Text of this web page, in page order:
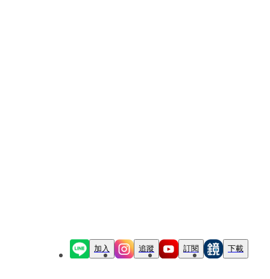
加入 追蹤 訂閱 下載